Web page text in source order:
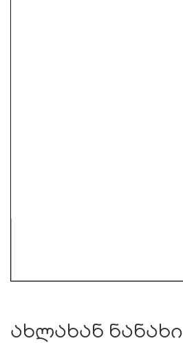
ახლახან ნანახი